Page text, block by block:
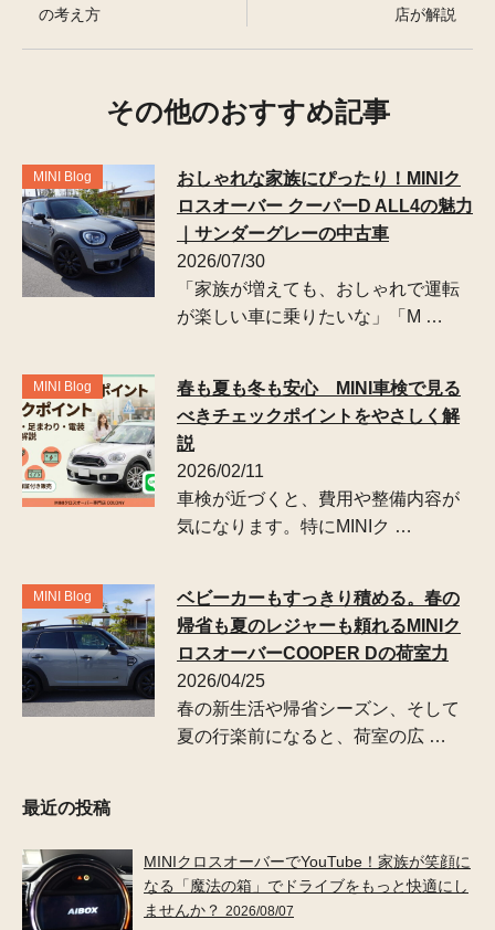
の考え方
店が解説
その他のおすすめ記事
MINI Blog
おしゃれな家族にぴったり！MINIク
ロスオーバー クーパーD ALL4の魅力
｜サンダーグレーの中古車
2026/07/30
「家族が増えても、おしゃれで運転
が楽しい車に乗りたいな」「M …
MINI Blog
春も夏も冬も安心 MINI車検で見る
べきチェックポイントをやさしく解
説
2026/02/11
車検が近づくと、費用や整備内容が
気になります。特にMINIク …
MINI Blog
ベビーカーもすっきり積める。春の
帰省も夏のレジャーも頼れるMINIク
ロスオーバーCOOPER Dの荷室力
2026/04/25
春の新生活や帰省シーズン、そして
夏の行楽前になると、荷室の広 …
最近の投稿
MINIクロスオーバーでYouTube！家族が笑顔に
なる「魔法の箱」でドライブをもっと快適にし
ませんか？ 2026/08/07